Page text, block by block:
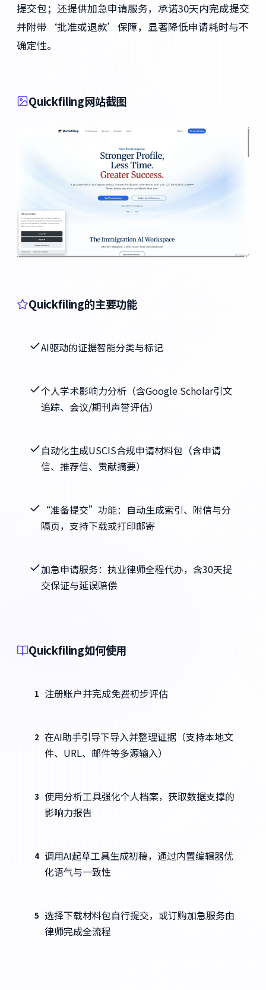
提交包；还提供加急申请服务，承诺30天内完成提交
并附带‘批准或退款’保障，显著降低申请耗时与不
确定性。
Quickfiling网站截图
Quickfiling的主要功能
AI驱动的证据智能分类与标记
个人学术影响力分析（含Google Scholar引文
追踪、会议/期刊声誉评估）
自动化生成USCIS合规申请材料包（含申请
信、推荐信、贡献摘要）
“准备提交”功能：自动生成索引、附信与分
隔页，支持下载或打印邮寄
加急申请服务：执业律师全程代办，含30天提
交保证与延误赔偿
Quickfiling如何使用
1 注册账户并完成免费初步评估
2 在AI助手引导下导入并整理证据（支持本地文
件、URL、邮件等多源输入）
3 使用分析工具强化个人档案，获取数据支撑的
影响力报告
4 调用AI起草工具生成初稿，通过内置编辑器优
化语气与一致性
5 选择下载材料包自行提交，或订购加急服务由
律师完成全流程